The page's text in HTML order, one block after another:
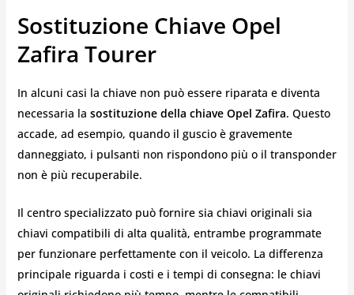
Sostituzione Chiave Opel
Zafira Tourer
In alcuni casi la chiave non può essere riparata e diventa
necessaria la sostituzione della chiave Opel Zafira. Questo
accade, ad esempio, quando il guscio è gravemente
danneggiato, i pulsanti non rispondono più o il transponder
non è più recuperabile.
Il centro specializzato può fornire sia chiavi originali sia
chiavi compatibili di alta qualità, entrambe programmate
per funzionare perfettamente con il veicolo. La differenza
principale riguarda i costi e i tempi di consegna: le chiavi